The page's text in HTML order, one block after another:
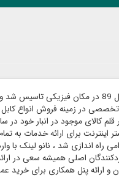
فروشگاه نانو لینک در سال 89 در مکان فیزیکی
تخصصی در زمینه فروش انواع
اینترنت برای ارائه خدمات به
راه اندازی شد ، نانو لینک با
اصلی همیشه سعی در
و ارائه پنل همکاری برای خرید